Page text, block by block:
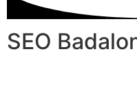
SEO